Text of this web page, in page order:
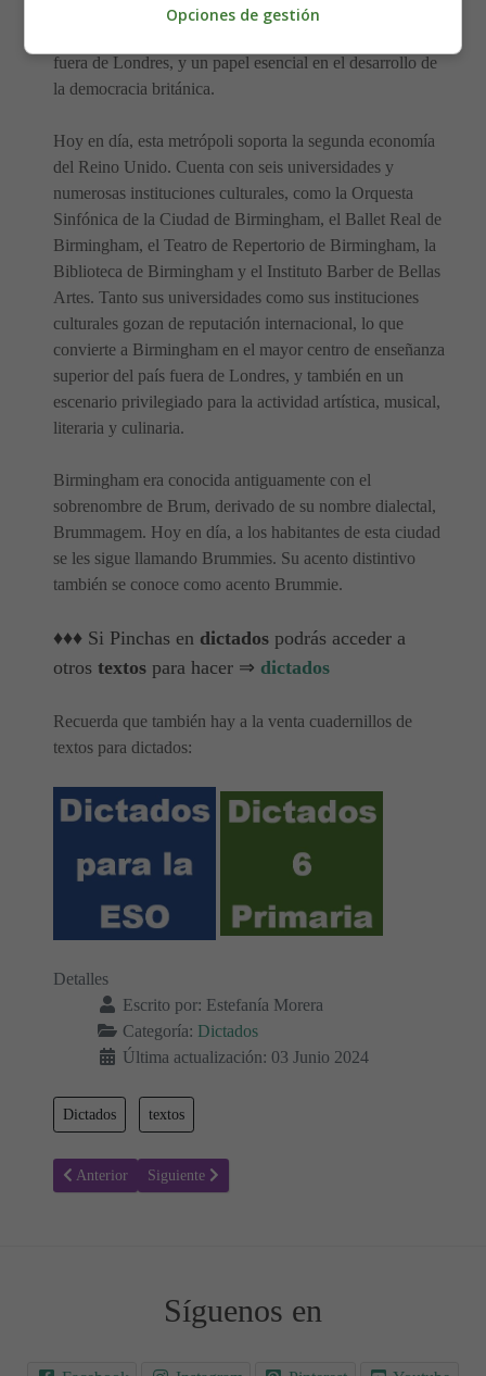
radicalismo político. Así fue como Birmingham adquirió
fuera de Londres, y un papel esencial en el desarrollo de
la democracia británica.
Hoy en día, esta metrópoli soporta la segunda economía
del Reino Unido. Cuenta con seis universidades y
numerosas instituciones culturales, como la Orquesta
Sinfónica de la Ciudad de Birmingham, el Ballet Real de
Birmingham, el Teatro de Repertorio de Birmingham, la
Biblioteca de Birmingham y el Instituto Barber de Bellas
Artes. Tanto sus universidades como sus instituciones
culturales gozan de reputación internacional, lo que
convierte a Birmingham en el mayor centro de enseñanza
superior del país fuera de Londres, y también en un
escenario privilegiado para la actividad artística, musical,
literaria y culinaria.
Birmingham era conocida antiguamente con el
sobrenombre de Brum, derivado de su nombre dialectal,
Brummagem. Hoy en día, a los habitantes de esta ciudad
se les sigue llamando Brummies. Su acento distintivo
también se conoce como acento Brummie.
♦♦♦ Si Pinchas en dictados podrás acceder a
otros textos para hacer ⇒ dictados
Recuerda que también hay a la venta cuadernillos de
textos para dictados:
Detalles
Escrito por: Estefanía Morera
Categoría: Dictados
Última actualización: 03 Junio 2024
Dictados textos
Artículo anterior: Charles Dickens ✍🏻 Textos para Dictados y
Anterior Artículo siguiente: Textos cortos para Dictados y
Siguiente
Síguenos en
Opciones de gestión